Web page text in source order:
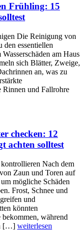
Frühling: 15
Die Reinigung von
essentiellen
am Haus
sich Blätter, Zweige,
an, was zu
Rinnen und Fallrohre
checken: 12
achten solltest
Nach dem
Zaun und Toren auf
mögliche Schäden
Frost, Schnee und
und
könnten
während
[…] weiterlesen